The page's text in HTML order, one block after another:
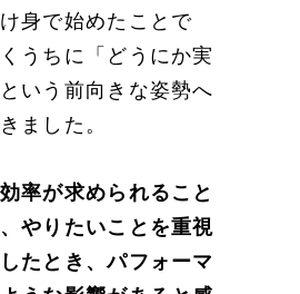
身で始めたことで
うちに「どうにか実
いう前向きな姿勢へ
ました。
率が求められること
やりたいことを重視
たとき、パフォーマ